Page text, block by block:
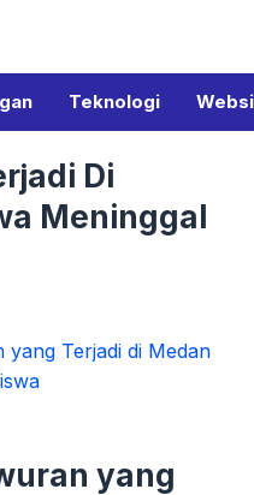
Teknologi
Di
Meninggal
yang Terjadi di Medan
yang